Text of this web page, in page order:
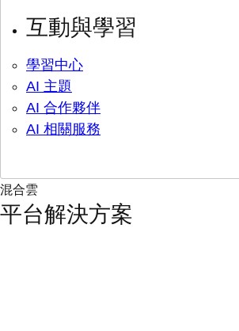
互動與學習
學習中心
AI 主題
AI 合作夥伴
AI 相關服務
混合雲
平台解決方案